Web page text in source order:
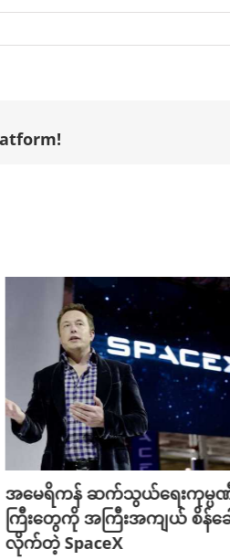
အမေရိကန် ဆက်သွယ်ရေးကုမ္ပ
ကြီးတွေကို အကြီးအကျယ် စိန်ခေ
လိုက်တဲ့ SpaceX